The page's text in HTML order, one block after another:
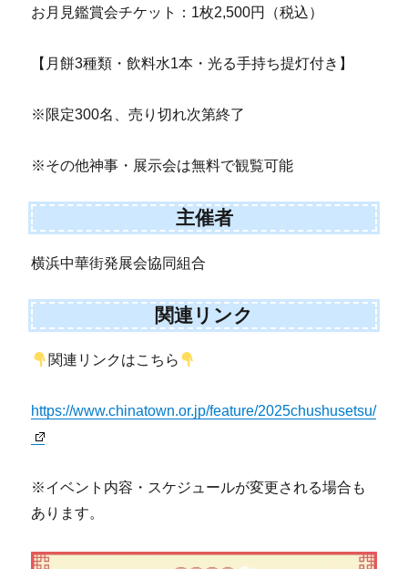
お月見鑑賞会チケット：1枚2,500円（税込）
【月餅3種類・飲料水1本・光る手持ち提灯付き】
※限定300名、売り切れ次第終了
※その他神事・展示会は無料で観覧可能
主催者
横浜中華街発展会協同組合
関連リンク
関連リンクはこちら
https://www.chinatown.or.jp/feature/2025chushusetsu/
※イベント内容・スケジュールが変更される場合も
あります。